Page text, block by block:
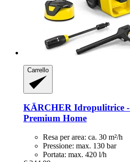
Carrello
KÄRCHER Idropulitrice
Premium Home
Resa per area: ca. 30 m²/h
Pressione: max. 130 bar
Portata: max. 420 l/h